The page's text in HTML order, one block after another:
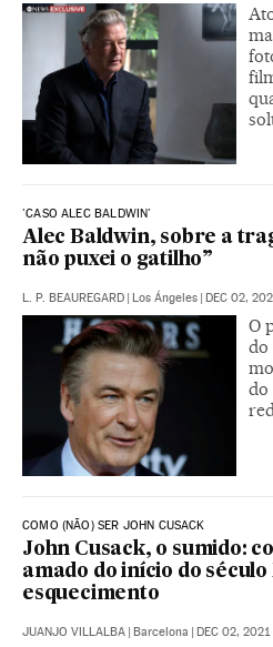
'CASO ALEC BALDWIN'
Alec Baldwin, sobre a
não puxei o gatilho”
L. P. BEAUREGARD | Los Ángeles | DEC 02,
O
do
do
COMO (NÃO) SER JOHN CUSACK
John Cusack, o sumido:
amado do início do século
esquecimento
JUANJO VILLALBA | Barcelona | DEC 02,